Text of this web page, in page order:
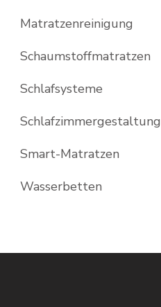
Matratzenreinigung
Schaumstoffmatratzen
Schlafsysteme
Schlafzimmergestaltung
Smart-Matratzen
Wasserbetten